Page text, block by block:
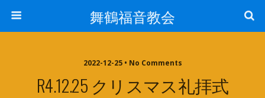
舞鶴福音教会
2022-12-25 • No Comments
R4.12.25 クリスマス礼拝式